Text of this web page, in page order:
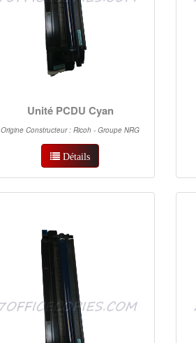
Unité PCDU Cyan
Origine Constructeur : Ricoh - Groupe NRG
Détails